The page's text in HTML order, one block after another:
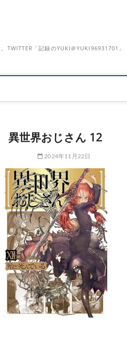
TWITTER「記録のYUKI＠YUKI96931701」
異世界おじさん 12
2024年11月22日